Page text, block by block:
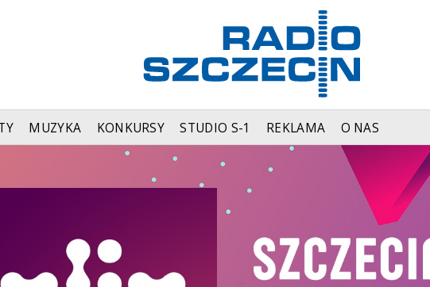
MUZYKA KONKURSY STUDIO S-1 REKLAMA O NAS